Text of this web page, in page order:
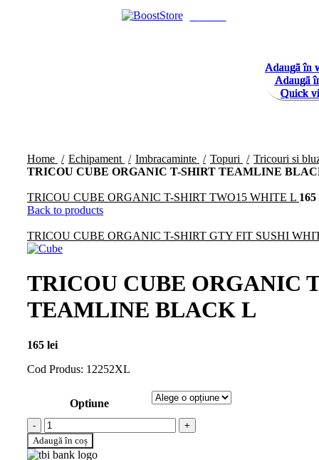
Home Echipament Imbracaminte Topuri
Tricouri si
TRICOU CUBE ORGANIC T-SHIRT TEAMLINE
TRICOU CUBE ORGANIC T-SHIRT TWO15 WHITE L 165
Back to products
TRICOU CUBE ORGANIC T-SHIRT GTY FIT SUSHI
TRICOU CUBE ORGANIC
TEAMLINE BLACK L
165 lei
Cod Produs: 12252XL
Optiune
Cantitate TRICOU CUBE ORGANIC T-SHIRT
Adaugă în coș
Adaugă în
Adaugă
Quick
Adaugă în
Adaugă
Quick
Adaugă în
Adaugă
Quick
Adaugă în
Adaugă
Quick
Adaugă în
Adaugă
Quick
Adaugă în
Adaugă
Quick
Adaugă în
Adaugă
Quick
Adaugă în
Adaugă
Quick